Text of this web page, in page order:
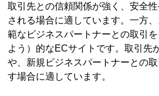
取引先との信頼関係が強く、安全
される場合に適しています。一方
範なビジネスパートナーとの取引
よう）的なECサイトです。取引先
や、新規ビジネスパートナーとの
す場合に適しています。